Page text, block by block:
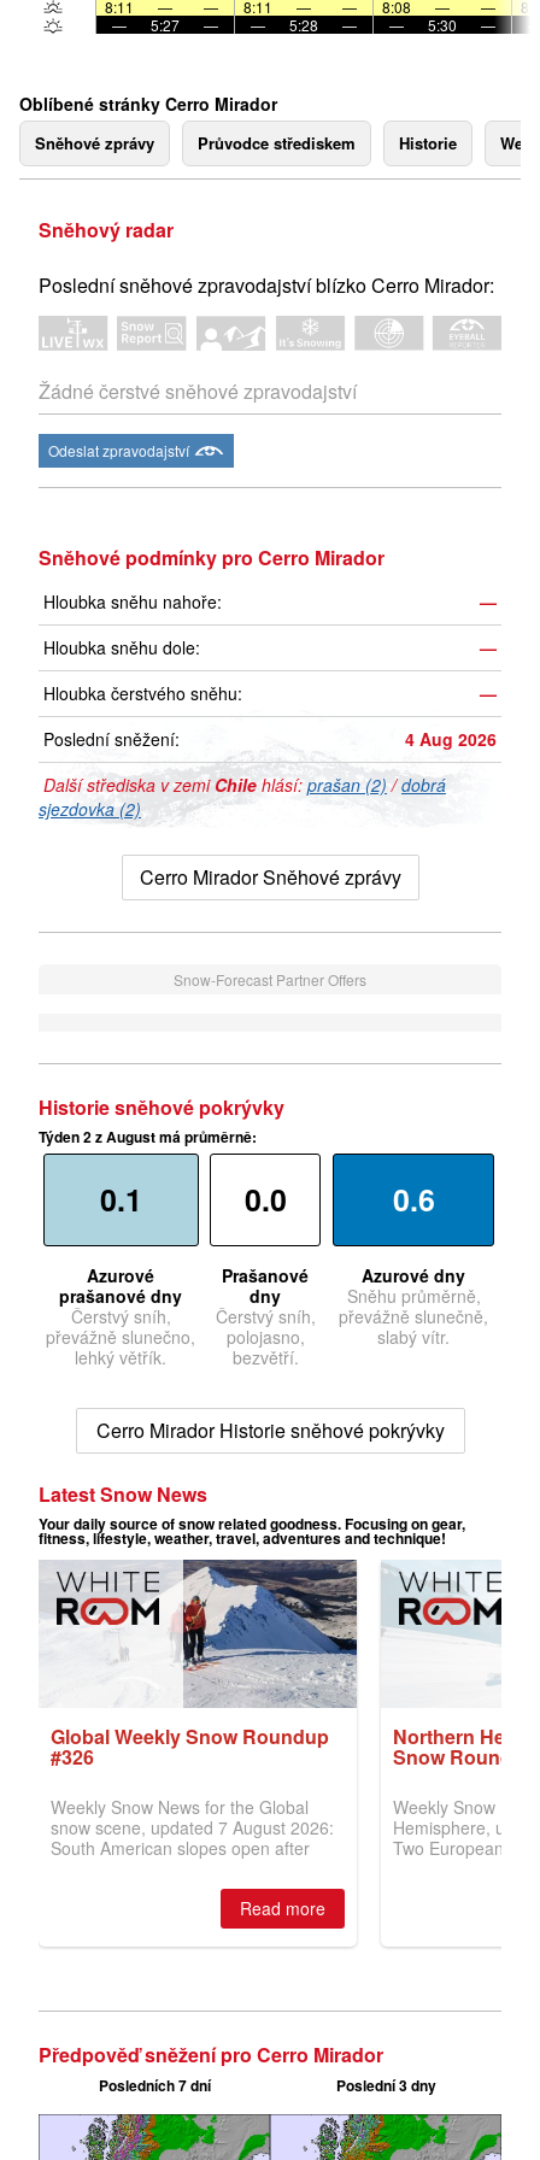
8:11
— — 8:11 — — 8:08 — —
—
5:27 — — 5:28 — — 5:30 —
Oblíbené stránky Cerro Mirador
Sněhové zprávy Průvodce střediskem Historie
Sněhový radar
Poslední sněhové zpravodajství blízko Cerro Mirador:
Žádné čerstvé sněhové zpravodajství
Odeslat zpravodajství
Sněhové podmínky pro Cerro Mirador
Hloubka sněhu nahoře:
—
Hloubka sněhu dole:
—
Hloubka čerstvého sněhu:
—
Poslední sněžení:
4 Aug 2026
Další střediska v zemi Chile hlásí: prašan (2) /dobrá
sjezdovka (2)
Cerro Mirador Sněhové zprávy
Snow-Forecast Partner Offers
Historie sněhové pokrývky
Týden 2 z August má průměrně:
0.1
Azurové
prašanové dny
Čerstvý sníh,
převážně slunečno,
lehký větřík.
0.0
Prašanové
dny
Čerstvý sníh,
polojasno,
bezvětří.
0.6
Azurové dny
Sněhu průměrně,
převážně slunečně,
slabý vítr.
Cerro Mirador Historie sněhové pokrývky
Předpověď sněžení pro Cerro Mirador
Posledních 7 dní Poslední 3 dny